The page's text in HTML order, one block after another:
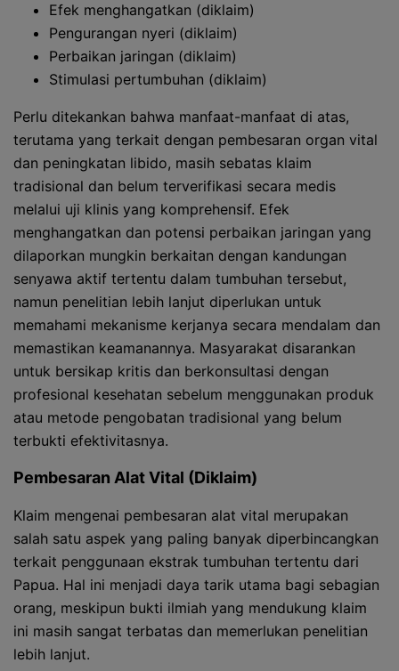
Efek menghangatkan (diklaim)
Pengurangan nyeri (diklaim)
Perbaikan jaringan (diklaim)
Stimulasi pertumbuhan (diklaim)
Perlu ditekankan bahwa manfaat-manfaat di atas,
terutama yang terkait dengan pembesaran organ vital
dan peningkatan libido, masih sebatas klaim
tradisional dan belum terverifikasi secara medis
melalui uji klinis yang komprehensif. Efek
menghangatkan dan potensi perbaikan jaringan yang
dilaporkan mungkin berkaitan dengan kandungan
senyawa aktif tertentu dalam tumbuhan tersebut,
namun penelitian lebih lanjut diperlukan untuk
memahami mekanisme kerjanya secara mendalam dan
memastikan keamanannya. Masyarakat disarankan
untuk bersikap kritis dan berkonsultasi dengan
profesional kesehatan sebelum menggunakan produk
atau metode pengobatan tradisional yang belum
terbukti efektivitasnya.
Pembesaran Alat Vital (Diklaim)
Klaim mengenai pembesaran alat vital merupakan
salah satu aspek yang paling banyak diperbincangkan
terkait penggunaan ekstrak tumbuhan tertentu dari
Papua. Hal ini menjadi daya tarik utama bagi sebagian
orang, meskipun bukti ilmiah yang mendukung klaim
ini masih sangat terbatas dan memerlukan penelitian
lebih lanjut.